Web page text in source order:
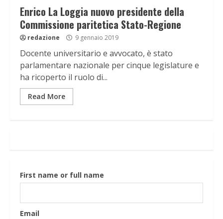
Enrico La Loggia nuovo presidente della
Commissione paritetica Stato-Regione
redazione 9 gennaio 2019
Docente universitario e avvocato, è stato
parlamentare nazionale per cinque legislature e
ha ricoperto il ruolo di...
Read More
First name or full name
Email